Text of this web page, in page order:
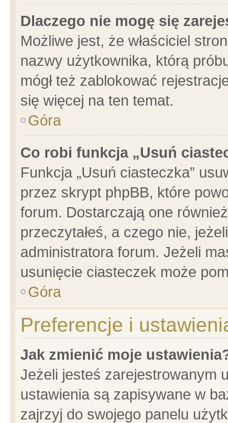
Dlaczego nie mogę się
Możliwe jest, że właściciel
nazwy użytkownika, którą
mógł też zablokować
się więcej na ten temat.
Góra
Co robi funkcja „Usuń
Funkcja „Usuń ciasteczka”
przez skrypt phpBB, które
forum. Dostarczają one
przeczytałeś, a czego nie,
administratora forum. Jeżeli
usunięcie ciasteczek może
Góra
Preferencje i
Jak zmienić moje
Jeżeli jesteś zarejestrowanym
ustawienia są zapisywane w
zajrzyj do swojego panelu